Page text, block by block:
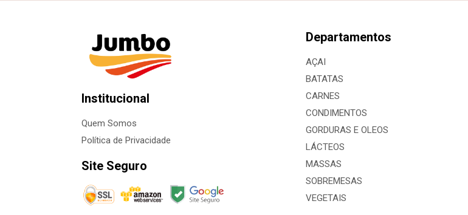
Institucional
Quem Somos
Política de Privacidade
Site Seguro
Departamentos
AÇAI
BATATAS
CARNES
CONDIMENTOS
GORDURAS E OLEOS
LÁCTEOS
MASSAS
SOBREMESAS
VEGETAIS